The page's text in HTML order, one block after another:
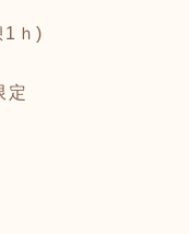
ｈ)
定